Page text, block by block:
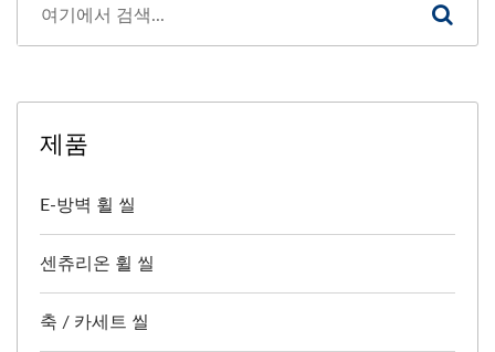
제품
E-방벽 휠 씰
센츄리온 휠 씰
축 / 카세트 씰